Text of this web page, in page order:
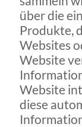
über die
Produkte,
Websites
Website
Website
diese